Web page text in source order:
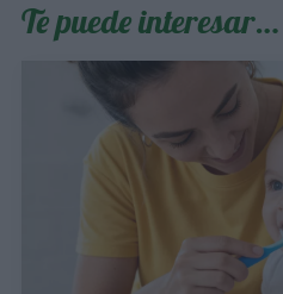
Te puede interesar…